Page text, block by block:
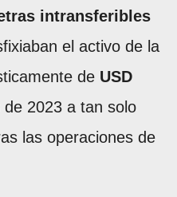
intransferibles
el activo de la
de USD
de 2023 a tan solo
las operaciones de